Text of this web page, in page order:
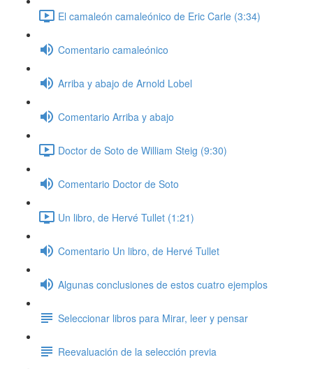
El camaleón camaleónico de Eric Carle (3:34)
Comentario camaleónico
Arriba y abajo de Arnold Lobel
Comentario Arriba y abajo
Doctor de Soto de William Steig (9:30)
Comentario Doctor de Soto
Un libro, de Hervé Tullet (1:21)
Comentario Un libro, de Hervé Tullet
Algunas conclusiones de estos cuatro ejemplos
Seleccionar libros para Mirar, leer y pensar
Reevaluación de la selección previa